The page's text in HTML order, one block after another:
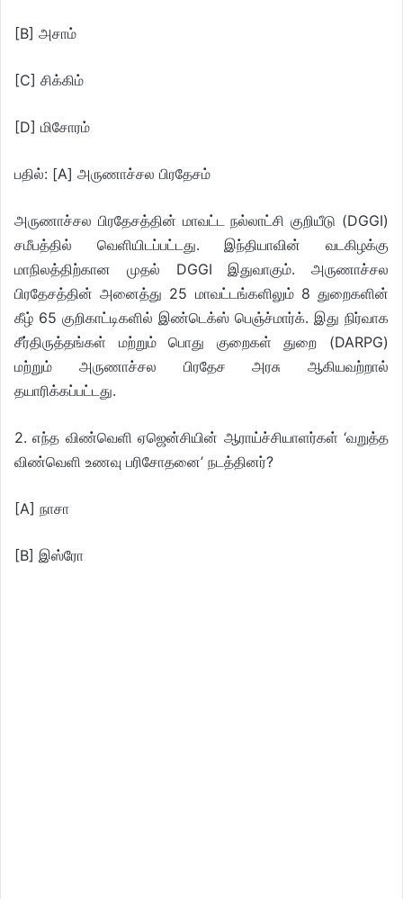
[B] அசாம்
[C] சிக்கிம்
[D] மிசோரம்
பதில்: [A] அருணாச்சல பிரதேசம்
அருணாச்சல பிரதேசத்தின் மாவட்ட நல்லாட்சி குறியீடு (DGGI)
சமீபத்தில் வெளியிடப்பட்டது. இந்தியாவின் வடகிழக்கு
மாநிலத்திற்கான முதல் DGGI இதுவாகும். அருணாச்சல
பிரதேசத்தின் அனைத்து 25 மாவட்டங்களிலும் 8 துறைகளின்
கீழ் 65 குறிகாட்டிகளில் இண்டெக்ஸ் பெஞ்ச்மார்க். இது நிர்வாக
சீர்திருத்தங்கள் மற்றும் பொது குறைகள் துறை (DARPG)
மற்றும் அருணாச்சல பிரதேச அரசு ஆகியவற்றால்
தயாரிக்கப்பட்டது.
2. எந்த விண்வெளி ஏஜென்சியின் ஆராய்ச்சியாளர்கள் ‘வறுத்த
விண்வெளி உணவு பரிசோதனை’ நடத்தினர்?
[A] நாசா
[B] இஸ்ரோ